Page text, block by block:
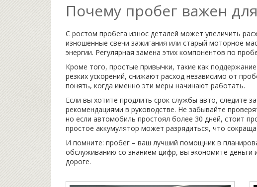
Почему пробег важен
С ростом пробега износ деталей может увеличить
изношенные свечи зажигания или старый моторное
энергии. Регулярная замена этих компонентов по
Кроме того, простые привычки, такие как
резких ускорений, снижают расход независимо от
понять, когда именно эти меры начинают работать.
Если вы хотите продлить срок службы авто, следите
рекомендациями в руководстве. Не забывайте
но если автомобиль простоял более 30 дней, стоит
простое аккумулятор может разрядиться, что
И помните: пробег – ваш лучший помощник в
обслуживанию со знанием цифр, вы экономите деньги
дороге.